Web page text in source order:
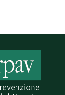
a migliorare il